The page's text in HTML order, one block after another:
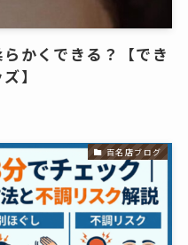
かくできる？【でき
】
百名店ブログ